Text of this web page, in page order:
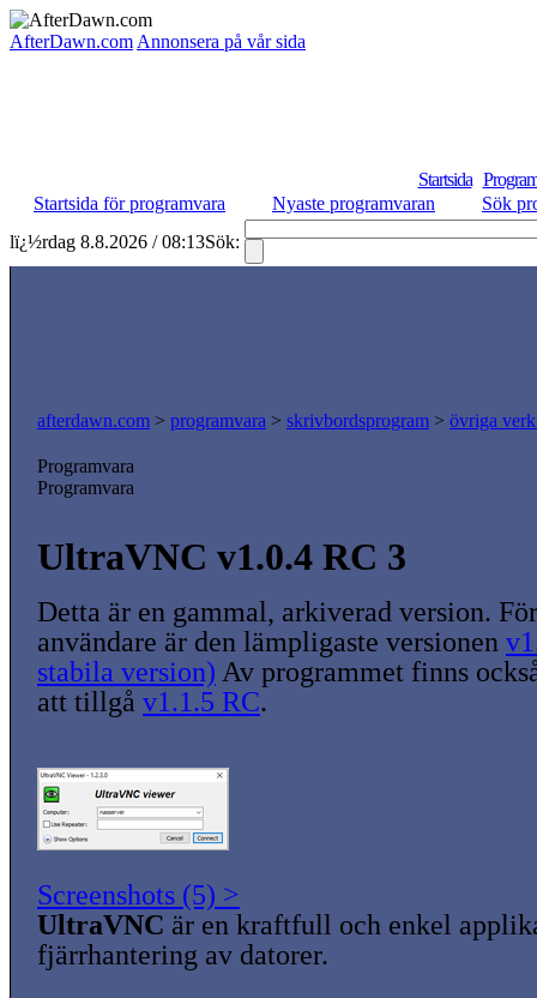
AfterDawn.com Annonsera på vår sida
Startsida
Startsida för programvara
Nyaste programvaran
Sök
lï¿½rdag 8.8.2026 / 08:13Sök:
afterdawn.com > programvara > skrivbordsprogram > övriga
Programvara
Programvara
UltraVNC v1.0.4 RC 3
Detta är en gammal, arkiverad version.
användare är den lämpligaste versionen
stabila version) Av programmet finns
att tillgå v1.1.5 RC.
Screenshots (5) >
UltraVNC är en kraftfull och enkel
fjärrhantering av datorer.